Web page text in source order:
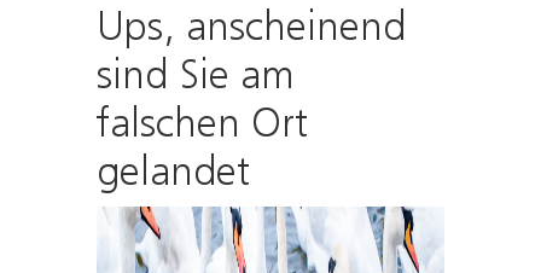
Ups, anscheinend
sind Sie am
falschen Ort
gelandet